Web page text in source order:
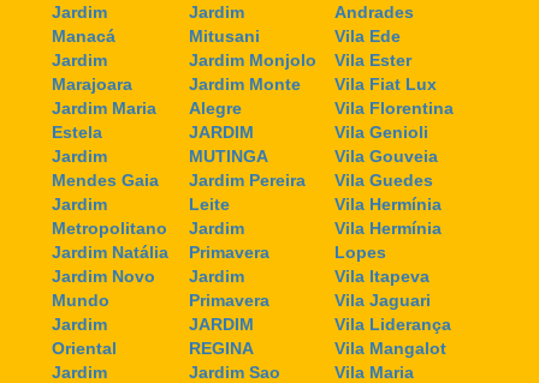
Jardim
Manacá
Jardim
Marajoara
Jardim Maria
Estela
Jardim
Mendes Gaia
Jardim
Metropolitano
Jardim Natália
Jardim Novo
Mundo
Jardim
Oriental
Jardim
Jardim
Mitusani
Jardim Monjolo
Jardim Monte
Alegre
JARDIM
MUTINGA
Jardim Pereira
Leite
Jardim
Primavera
Jardim
Primavera
JARDIM
REGINA
Jardim Sao
Andrades
Vila Ede
Vila Ester
Vila Fiat Lux
Vila Florentina
Vila Genioli
Vila Gouveia
Vila Guedes
Vila Hermínia
Vila Hermínia
Lopes
Vila Itapeva
Vila Jaguari
Vila Liderança
Vila Mangalot
Vila Maria